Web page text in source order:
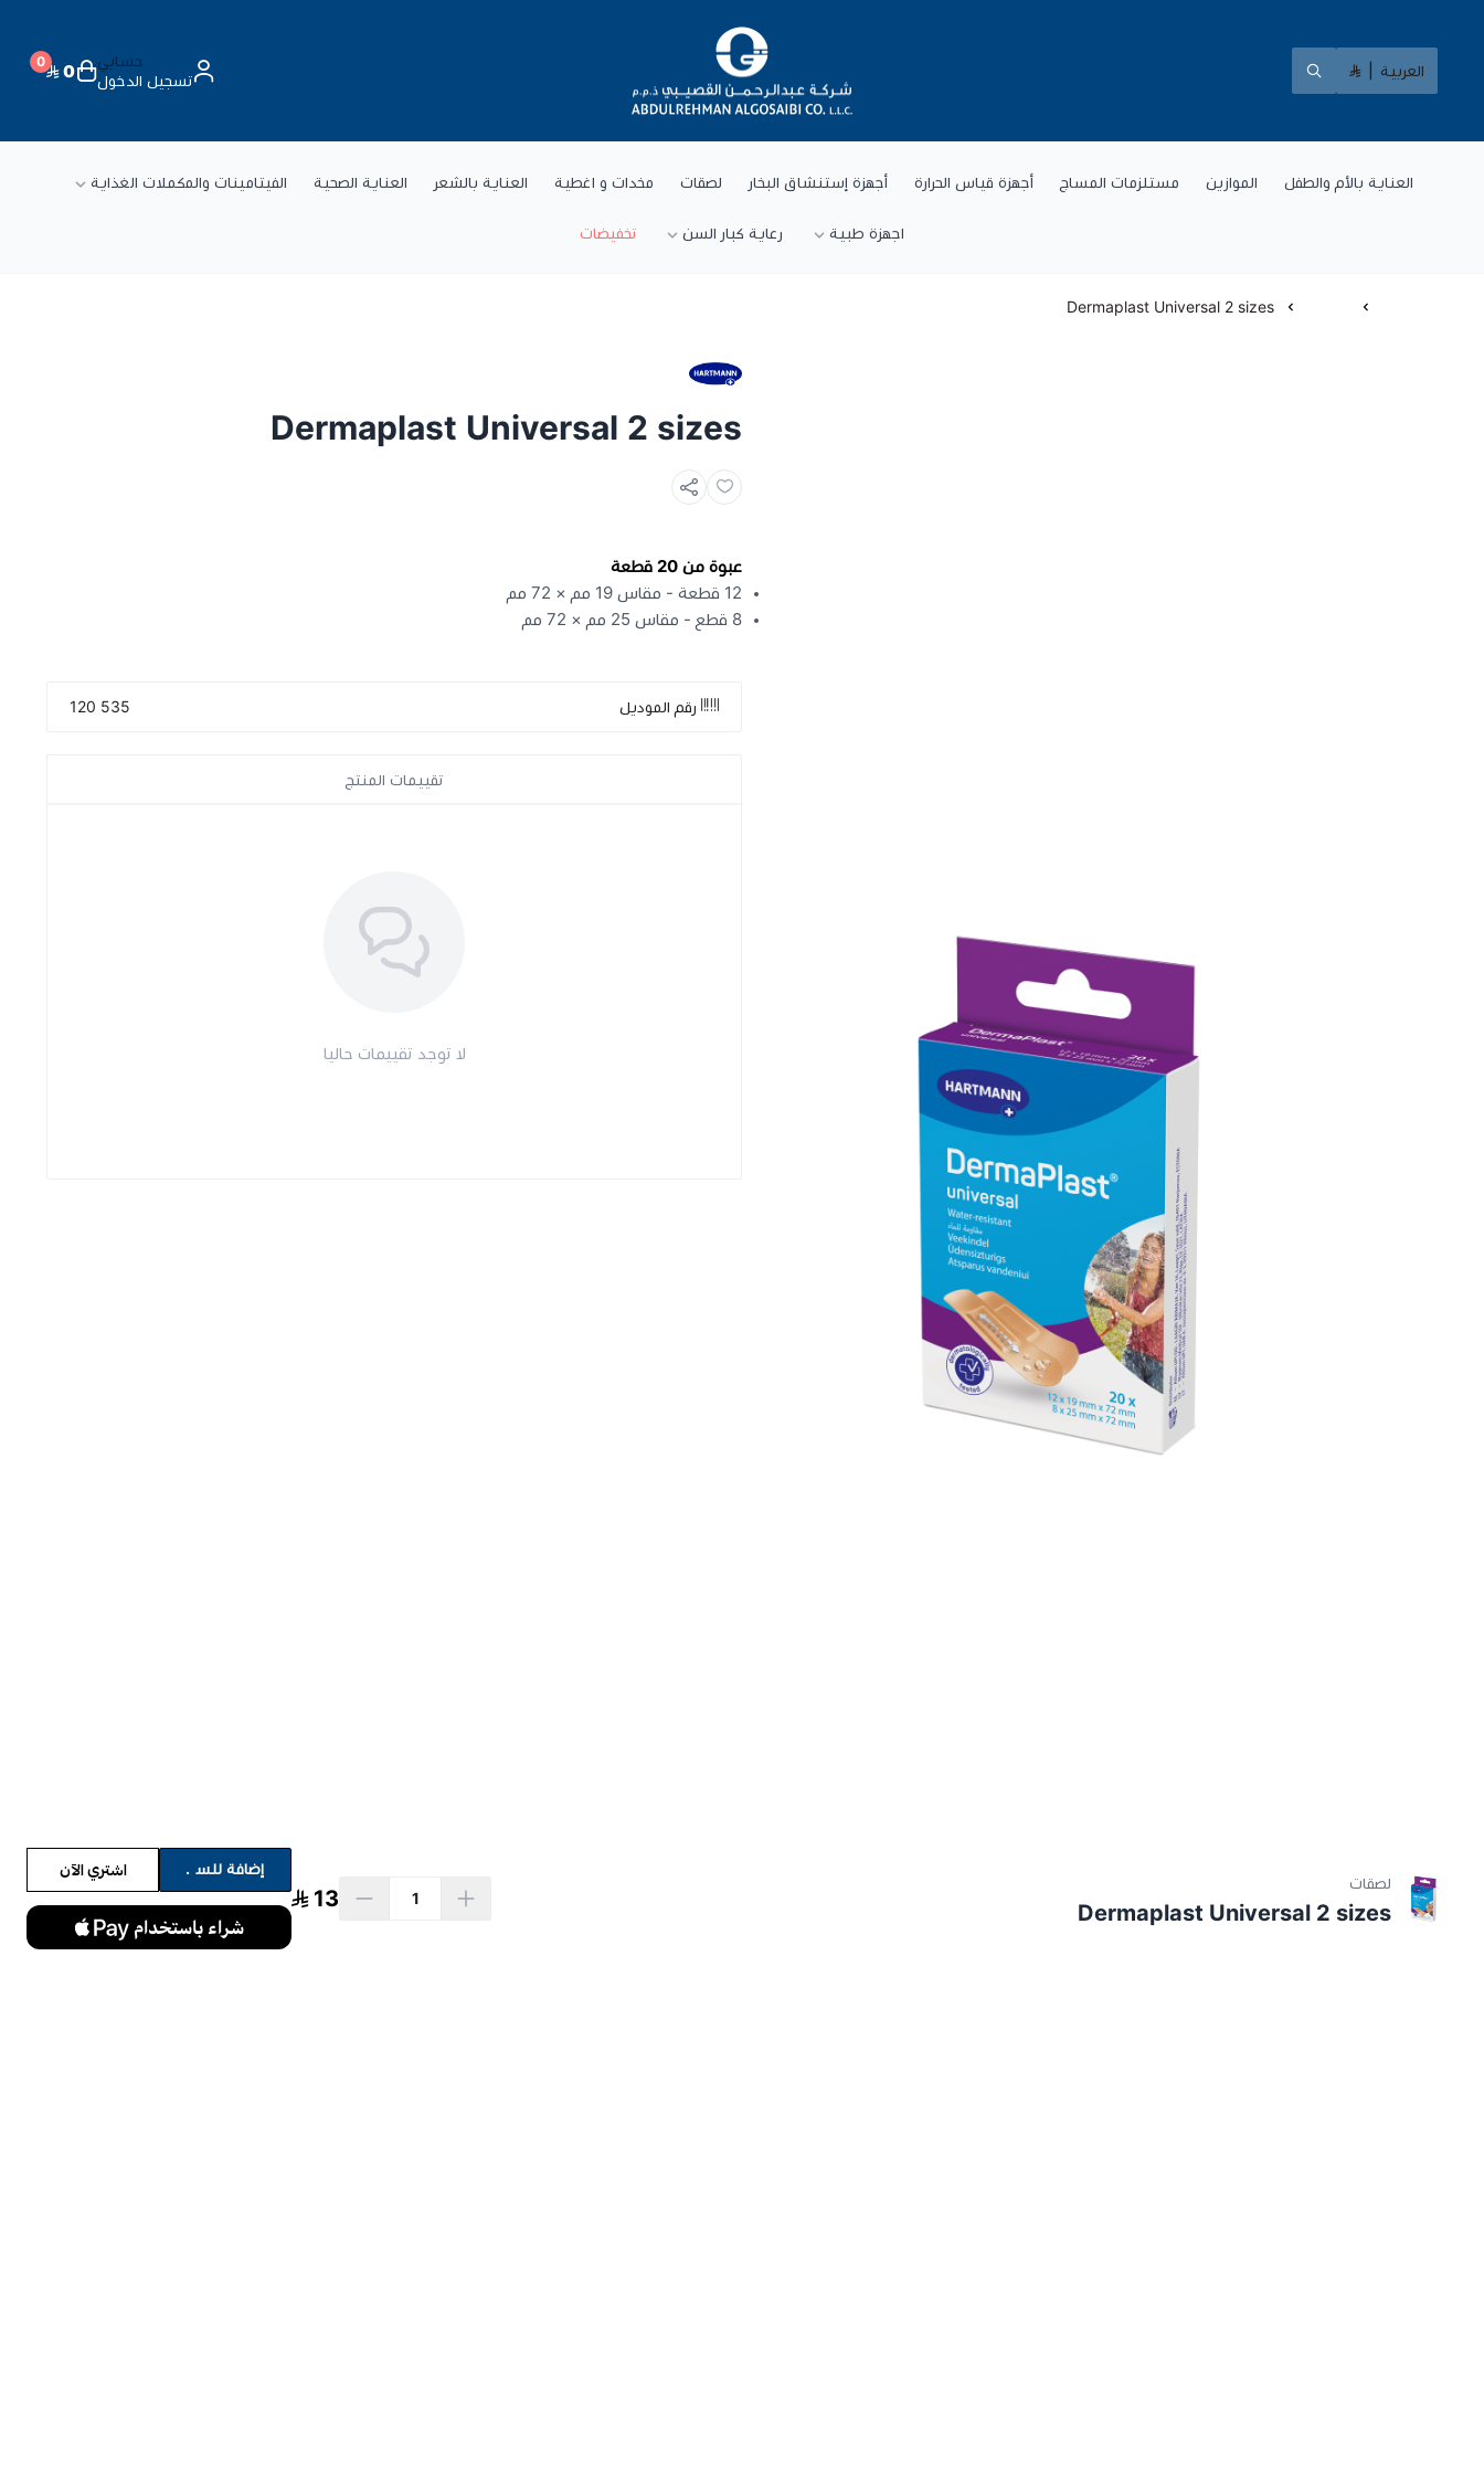
العربية
شركة عبد الرحمن القصيبي للتجارة العامة
حسابي
تسجيل الدخول
0
0
العناية بالأم والطفل الموازين مستلزمات المساج أجهزة قياس الحرارة أجهزة إستنشاق البخار لصقات مخدات و اغطية العناية بالشعر العناية الصحية الفيتامينات والمكملات الغذاية
اجهزة طبية رعاية كبار السن تخفيضات
Dermaplast Universal 2 sizes
Dermaplast Universal 2 sizes
عبوة من 20 قطعة
12 قطعة - مقاس 19 مم × 72 مم
8 قطع - مقاس 25 مم × 72 مم
رقم الموديل 535 120
لصقات
Dermaplast Universal 2 sizes
13
إضافة للسلة اشتري الآن
تقييمات المنتج
لا توجد تقييمات حاليا